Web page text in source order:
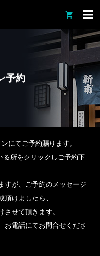

予約
にてご予約賜ります。
る所をクリックしご予約下
すが、ご予約のメッセージ
頂けましたら、
させて頂きます。
お電話にてお問合せくださ